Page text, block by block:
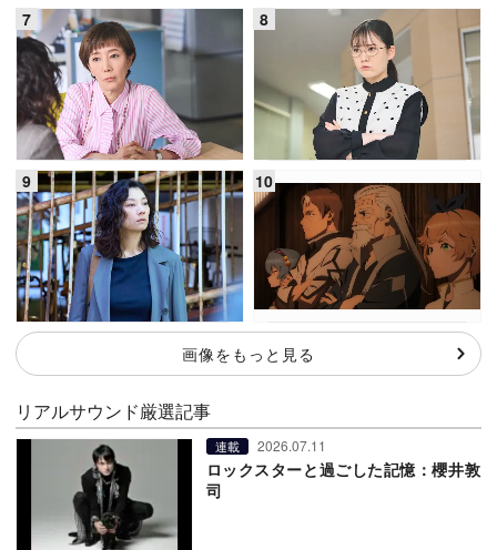
画像をもっと見る
リアルサウンド厳選記事
連載 2026.07.11
ロックスターと過ごした記憶：櫻井敦
司